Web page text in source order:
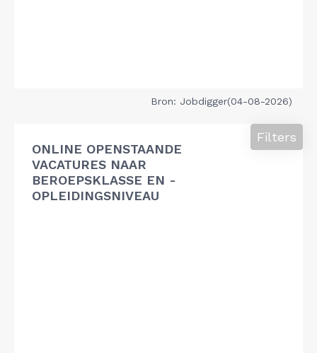
Bron: Jobdigger(04-08-2026)
ONLINE OPENSTAANDE
VACATURES NAAR
BEROEPSKLASSE EN -
OPLEIDINGSNIVEAU
Filters